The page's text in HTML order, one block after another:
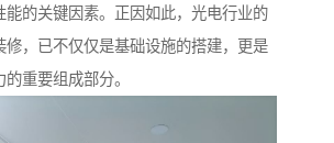
能的关键因素。正因如此，光电行业的
修，已不仅仅是基础设施的搭建，更是
重要组成部分。